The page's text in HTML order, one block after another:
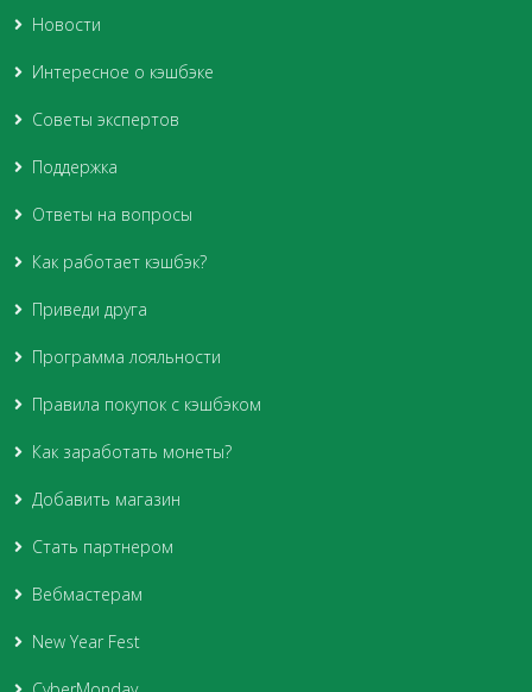
Новости
Интересное о кэшбэке
Советы экспертов
Поддержка
Ответы на вопросы
Как работает кэшбэк?
Приведи друга
Программа лояльности
Правила покупок с кэшбэком
Как заработать монеты?
Добавить магазин
Стать партнером
Вебмастерам
New Year Fest